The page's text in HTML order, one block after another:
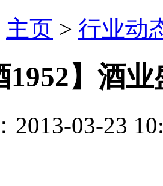
主页 > 行业动
1952】酒
2013-03-23